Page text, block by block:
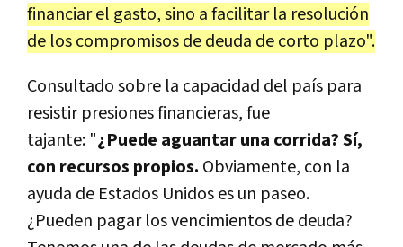
financiar el gasto, sino a facilitar la resolución
de los compromisos de deuda de corto plazo".
Consultado sobre la capacidad del país para
resistir presiones financieras, fue
tajante: "¿Puede aguantar una corrida? Sí,
con recursos propios. Obviamente, con la
ayuda de Estados Unidos es un paseo.
¿Pueden pagar los vencimientos de deuda?